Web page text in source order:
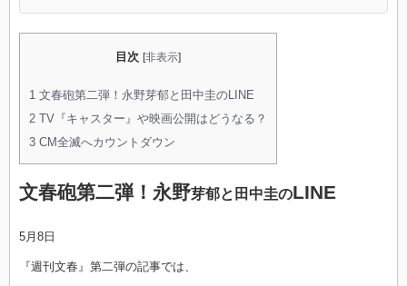
目次 [非表示]
1 文春砲第二弾！永野芽郁と田中圭のLINE
2 TV『キャスター』や映画公開はどうなる？
3 CM全滅へカウントダウン
文春砲第二弾！永野芽郁と田中圭のLINE
5月8日
『週刊文春』第二弾の記事では、